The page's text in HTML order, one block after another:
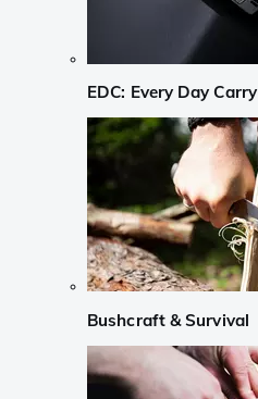
EDC: Every Day Carry
Bushcraft & Survival